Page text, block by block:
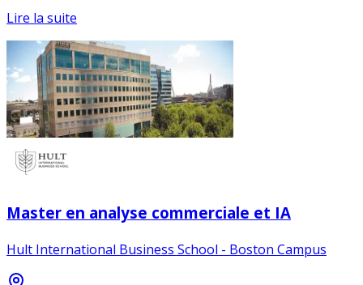
Lire la suite
Master en analyse commerciale et IA
Hult International Business School - Boston Campus